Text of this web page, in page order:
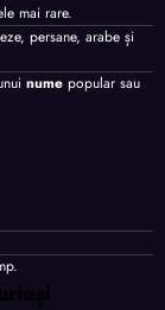
mai rare.
persane, arabe și
nume popular sau